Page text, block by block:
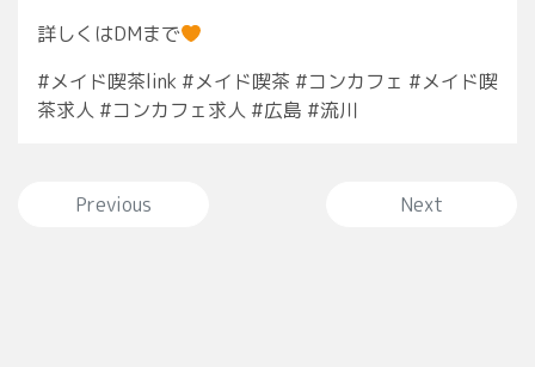
詳しくはDMまで
#メイド喫茶link #メイド喫茶 #コンカフェ #メイド喫
茶求人 #コンカフェ求人 #広島 #流川
投稿ナビゲーション
Previous Next